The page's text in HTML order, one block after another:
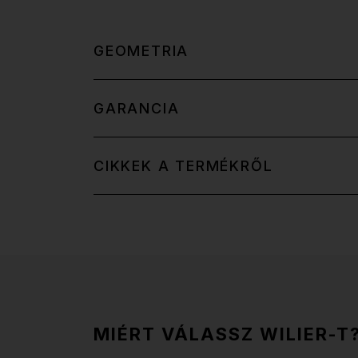
GEOMETRIA
GARANCIA
CIKKEK A TERMÉKRŐL
MIÉRT VÁLASSZ WILIER-